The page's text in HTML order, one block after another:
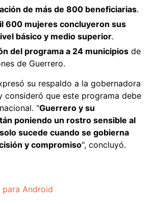
de más de 800 beneficiarias.
600 mujeres concluyeron sus
básico y medio superior.
del programa a 24 municipios de
de Guerrero.
su respaldo a la gobernadora
consideró que este programa debe
"Guerrero y su
poniendo un rostro sensible al
sucede cuando se gobierna
y compromiso", concluyó.
para Android